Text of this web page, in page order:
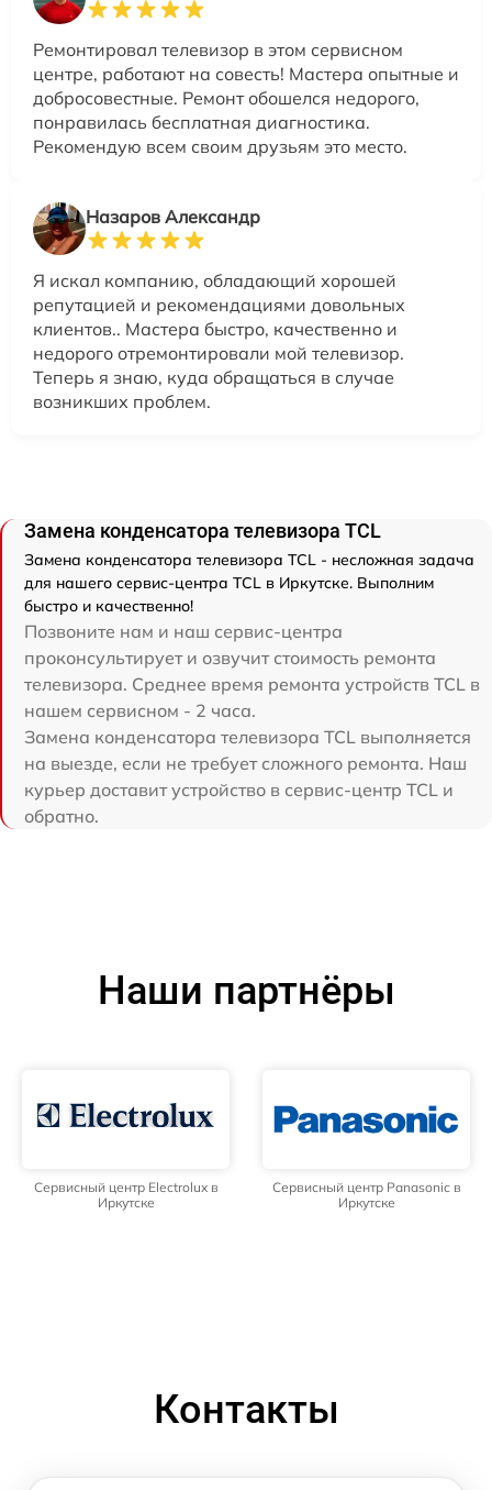
Ремонтировал телевизор в этом сервисном
центре, работают на совесть! Мастера опытные и
добросовестные. Ремонт обошелся недорого,
понравилась бесплатная диагностика.
Рекомендую всем своим друзьям это место.
Назаров Александр
Я искал компанию, обладающий хорошей
репутацией и рекомендациями довольных
клиентов.. Мастера быстро, качественно и
недорого отремонтировали мой телевизор.
Теперь я знаю, куда обращаться в случае
возникших проблем.
Замена конденсатора телевизора TCL
Замена конденсатора телевизора TCL - несложная задача
для нашего сервис-центра TCL в Иркутске. Выполним
быстро и качественно!
Позвоните нам и наш сервис-центра
проконсультирует и озвучит стоимость ремонта
телевизора. Среднее время ремонта устройств TCL в
нашем сервисном - 2 часа.
Замена конденсатора телевизора TCL выполняется
на выезде, если не требует сложного ремонта. Наш
курьер доставит устройство в сервис-центр TCL и
обратно.
Наши партнёры
Сервисный центр Electrolux в
Иркутске
Сервисный центр Panasonic в
Иркутске
Контакты